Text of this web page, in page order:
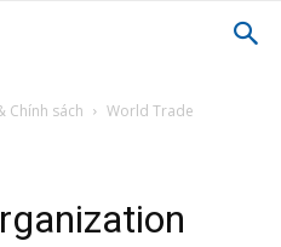
Chính sách
World Trade